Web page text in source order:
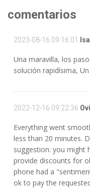
comentarios
2023-08-16 09:16:01
Una maravilla, los
solución rapidísima,
2022-12-16 09:22:36
Everything went
less than 20 minutes.
suggestion: you might
provide discounts for
phone had a
ok to pay the